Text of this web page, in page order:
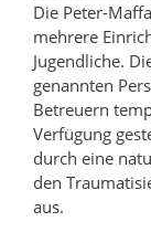
Die Peter-
mehrere
Jugendliche.
genannten
Betreuern
Verfügung
durch eine
den
aus.